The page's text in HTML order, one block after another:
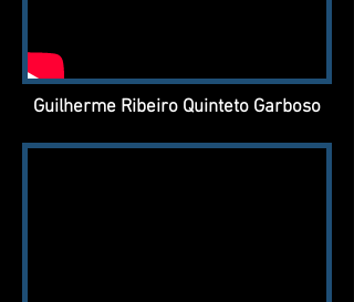
Guilherme Ribeiro Quinteto Garboso